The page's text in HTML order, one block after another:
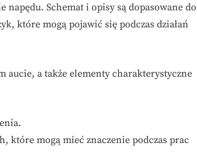
Schemat i opisy są dopasowane do
które mogą pojawić się podczas działań
aucie, a także elementy charakterystyczne
które mogą mieć znaczenie podczas prac